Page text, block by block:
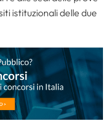
istituzionali delle due